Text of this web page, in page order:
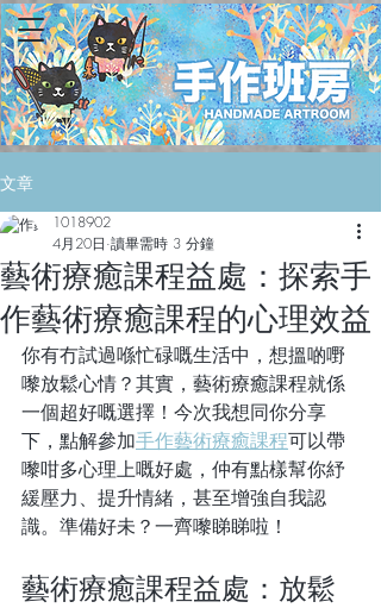
文章
藝術療癒課程益處：探索手
作藝術療癒課程的心理效益
1018902
4月20日 讀畢需時 3 分鐘
你有冇試過喺忙碌嘅生活中，想搵啲嘢
嚟放鬆心情？其實，藝術療癒課程就係
一個超好嘅選擇！今次我想同你分享
下，點解參加手作藝術療癒課程可以帶
嚟咁多心理上嘅好處，仲有點樣幫你紓
緩壓力、提升情緒，甚至增強自我認
識。準備好未？一齊嚟睇睇啦！
藝術療癒課程益處：放鬆